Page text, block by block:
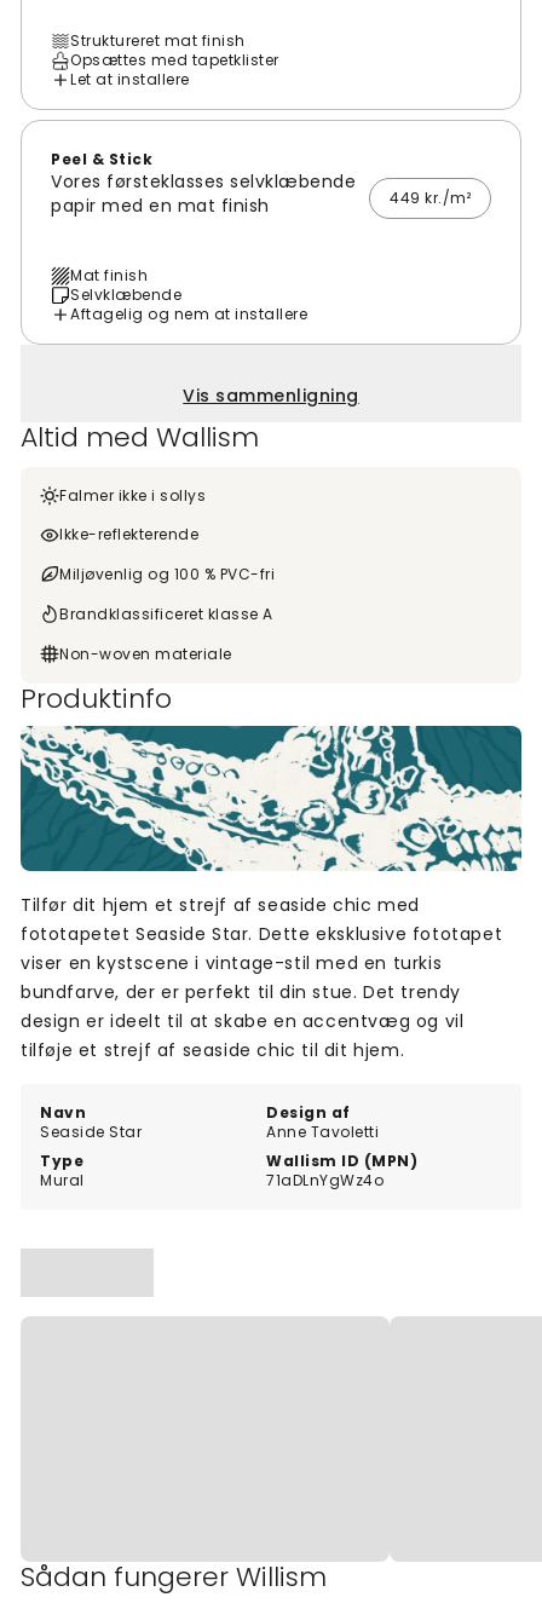
Struktureret mat finish
Opsættes med tapetklister
Let at installere
Peel & Stick
Vores førsteklasses selvklæbende
papir med en mat finish
449 kr./m²
Mat finish
Selvklæbende
Aftagelig og nem at installere
Vis sammenligning
Altid med Wallism
Falmer ikke i sollys
Ikke-reflekterende
Miljøvenlig og 100 % PVC-fri
Brandklassificeret klasse A
Non-woven materiale
Produktinfo
Navn
Seaside Star
Design af
Anne Tavoletti
Type
Mural
Wallism ID (MPN)
71aDLnYgWz4o
Tilfør dit hjem et strejf af seaside chic med
fototapetet Seaside Star. Dette eksklusive fototapet
viser en kystscene i vintage-stil med en turkis
bundfarve, der er perfekt til din stue. Det trendy
design er ideelt til at skabe en accentvæg og vil
tilføje et strejf af seaside chic til dit hjem.
Sådan fungerer Willism